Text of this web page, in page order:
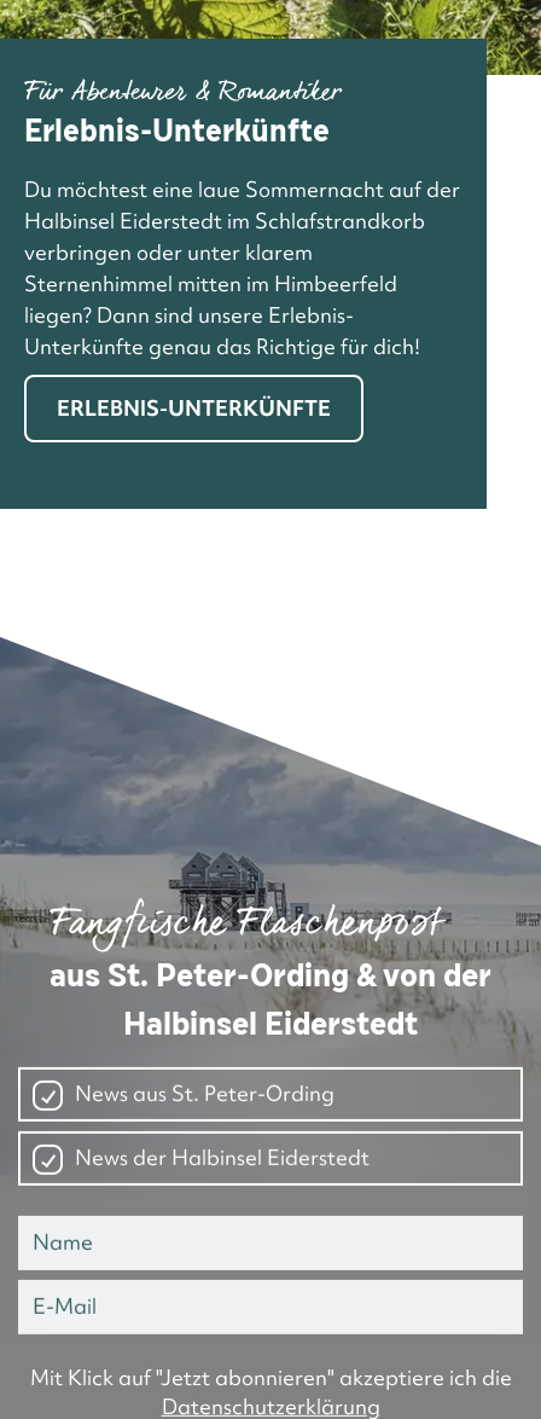
Für Abenteurer & Romantiker
Erlebnis-Unterkünfte
Du möchtest eine laue Sommernacht auf der
Halbinsel Eiderstedt im Schlafstrandkorb
verbringen oder unter klarem
Sternenhimmel mitten im Himbeerfeld
liegen? Dann sind unsere Erlebnis-
Unterkünfte genau das Richtige für dich!
ERLEBNIS-UNTERKÜNFTE
Fangfrische Flaschenpost
aus St. Peter-Ording & von der
Halbinsel Eiderstedt
News aus St. Peter-Ording
News der Halbinsel Eiderstedt
Mit Klick auf "Jetzt abonnieren" akzeptiere ich die
Datenschutzerklärung